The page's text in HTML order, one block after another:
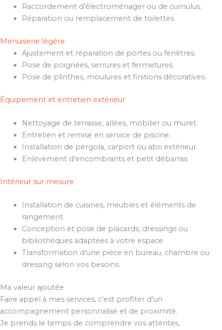
Raccordement d’électroménager ou de cumulus.
Réparation ou remplacement de toilettes.
Menuiserie légère
Ajustement et réparation de portes ou fenêtres.
Pose de poignées, serrures et fermetures.
Pose de plinthes, moulures et finitions décoratives.
Équipement et entretien extérieur
Nettoyage de terrasse, allées, mobilier ou muret.
Entretien et remise en service de piscine.
Installation de pergola, carport ou abri extérieur.
Enlèvement d’encombrants et petit débarras.
Intérieur sur mesure
Installation de cuisines, meubles et éléments de
rangement.
Conception et pose de placards, dressings ou
bibliothèques adaptées à votre espace.
Transformation d’une pièce en bureau, chambre ou
dressing selon vos besoins.
Ma valeur ajoutée
Faire appel à mes services, c’est profiter d’un
accompagnement personnalisé et de proximité.
Je prends le temps de comprendre vos attentes,